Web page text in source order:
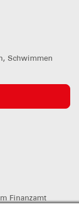
Schwimmen
Finanzamt